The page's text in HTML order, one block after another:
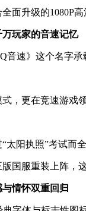
面升级的1080P
玩家的音速记忆
音速》这个名字
，更在竞速游戏
太阳执照”考试
国服重装上阵，
情怀双重回归